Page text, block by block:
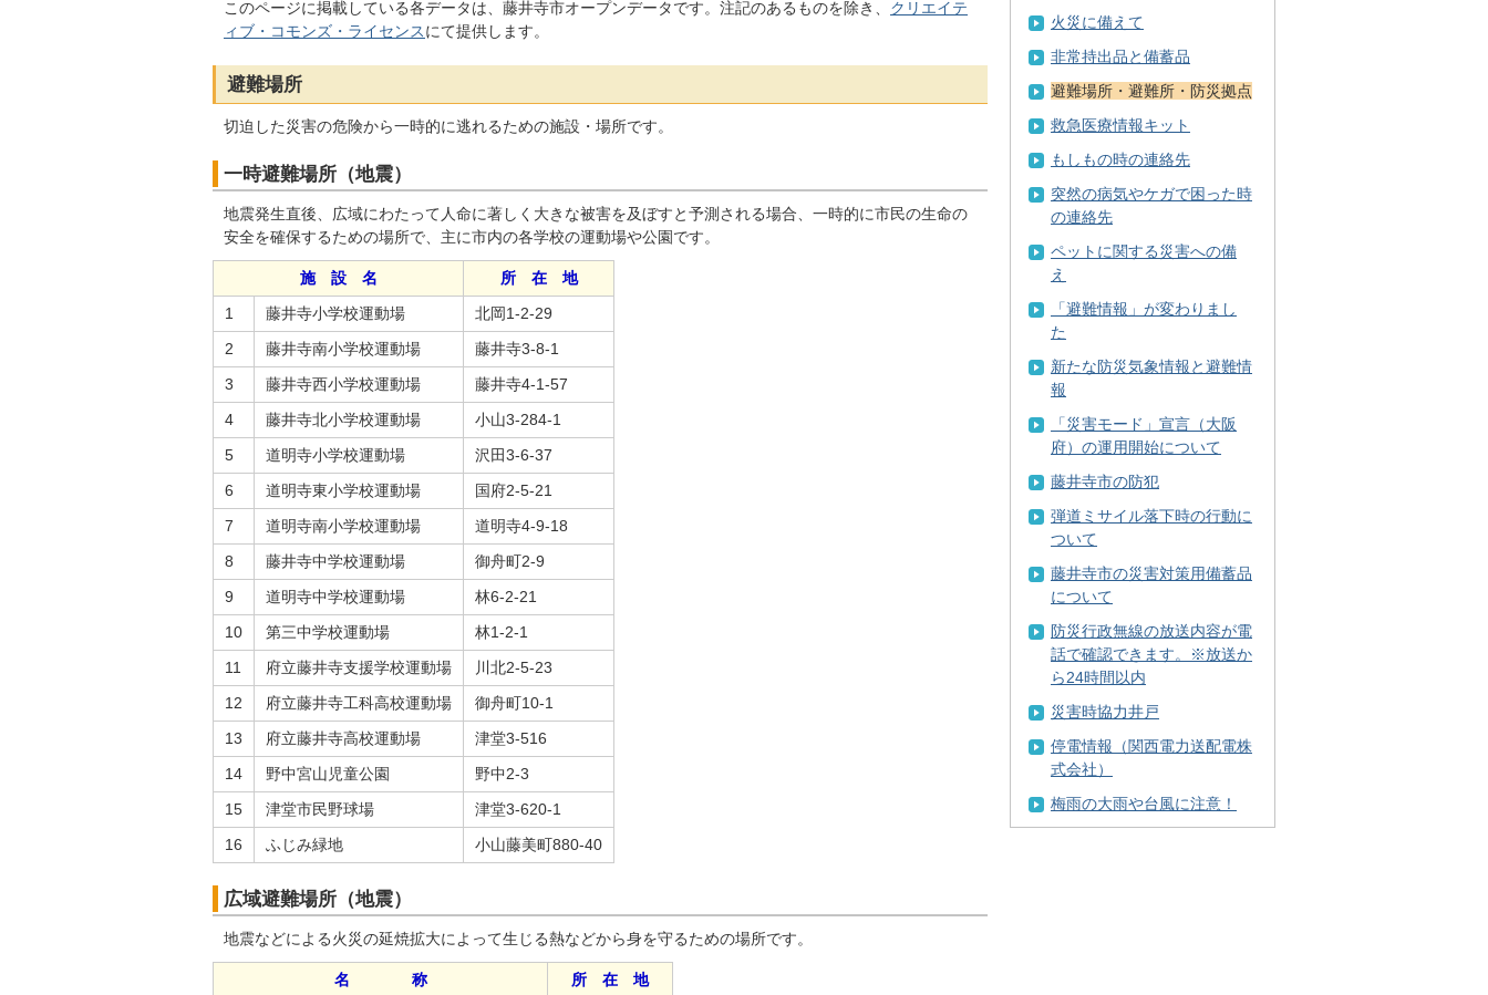
このページに掲載している各データは、藤井寺市オープンデータです。注記のあるものを除き、 クリエイテ
ィブ・コモンズ・ライセンスにて提供します。
避難場所
切迫した災害の危険から一時的に逃れるための施設・場所です。
一時避難場所（地震）
地震発生直後、広域にわたって人命に著しく大きな被害を及ぼすと予測される場合、一時的に市民の生命の
安全を確保するための場所で、主に市内の各学校の運動場や公園です。
施 設 名
所 在 地
1
藤井寺小学校運動場
北岡1-2-29
2
藤井寺南小学校運動場
藤井寺3-8-1
3
藤井寺西小学校運動場
藤井寺4-1-57
4
藤井寺北小学校運動場
小山3-284-1
5
道明寺小学校運動場
沢田3-6-37
6
道明寺東小学校運動場
国府2-5-21
7
道明寺南小学校運動場
道明寺4-9-18
8
藤井寺中学校運動場
御舟町2-9
9
道明寺中学校運動場
林6-2-21
10
第三中学校運動場
林1-2-1
11
府立藤井寺支援学校運動場
川北2-5-23
12
府立藤井寺工科高校運動場
御舟町10-1
13
府立藤井寺高校運動場
津堂3-516
14
野中宮山児童公園
野中2-3
15
津堂市民野球場
津堂3-620-1
16
ふじみ緑地 小山藤美町880-40
広域避難場所（地震）
地震などによる火災の延焼拡大によって生じる熱などから身を守るための場所です。
名 称
所 在 地
火災に備えて
非常持出品と備蓄品
避難場所・避難所・防災拠点
救急医療情報キット
もしもの時の連絡先
突然の病気やケガで困った時
の連絡先
ペットに関する災害への備
え
「避難情報」が変わりまし
た
新たな防災気象情報と避難情
報
「災害モード」宣言（大阪
府）の運用開始について
藤井寺市の防犯
弾道ミサイル落下時の行動に
ついて
藤井寺市の災害対策用備蓄品
について
防災行政無線の放送内容が電
話で確認できます。※放送か
ら24時間以内
災害時協力井戸
停電情報（関西電力送配電株
式会社）
梅雨の大雨や台風に注意！